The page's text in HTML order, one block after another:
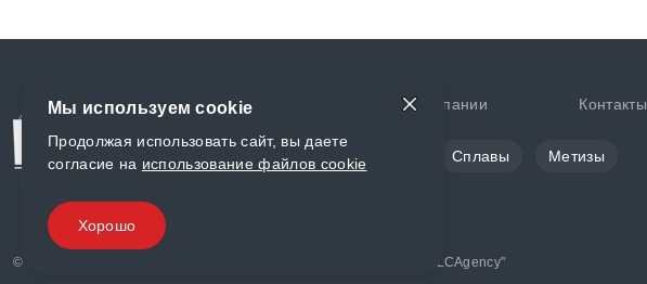
Доставка и оплата О компании Контакты
Цветной металл Сплавы Метизы
© «World Metall» 2025, Разработка и комплексное продвижение " LCAgency"
Мы используем cookie
Продолжая использовать сайт, вы даете
согласие на использование файлов cookie
Хорошо